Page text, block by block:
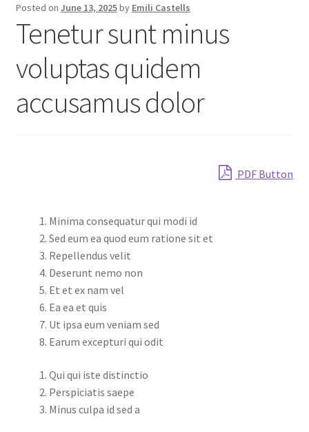
My account
Page Image Alignment
Page Markup And Formatting
Posted on June 13, 2025by Emili Castells
Tenetur sunt minus
voluptas quidem
accusamus dolor
PDF Button
Minima consequatur qui modi id
Sed eum ea quod eum ratione sit et
Repellendus velit
Deserunt nemo non
Et et ex nam vel
Ea ea et quis
Ut ipsa eum veniam sed
Earum excepturi qui odit
Qui qui iste distinctio
Perspiciatis saepe
Minus culpa id sed a